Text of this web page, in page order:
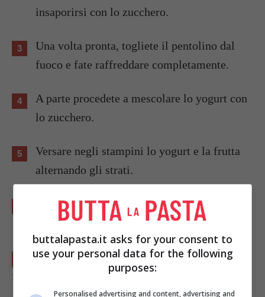
insaporirsi con lo zucchero.
Una volta pronta, togliete il pentolino dal
fuoco e fate raffreddare completamente.
A parte procedete a mescolare lo yogurt con
lo zucchero.
Versare negli stampini lo yogurt e la frutta
alternando gli strati.
Mettere in congelatore per 3 o 4 ore prima di
mangiarli.
Foto di Jennifer Chait
buttalapasta.it asks for your consent to
use your personal data for the following
purposes:
Personalised advertising and content, advertising and